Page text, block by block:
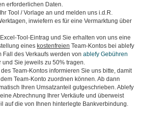
erforderlichen Daten.
Tool / Vorlage an und melden uns i.d.R.
inwiefern es für eine Vermarktung über
Tool-Eintrag und Sie erhalten von uns eine
eines kostenfreien Team-Kontos bei ablefy
Fall des Verkaufs werden von ablefy Gebühren
und Sie jeweils zu 50% tragen.
Team-Kontos informieren Sie uns bitte, damit
Team-Konto zuordnen können. Ab dann
Ihren Umsatzanteil gutgeschrieben. Ablefy
Abrechnung Ihrer Verkäufe und überweist
auf die von Ihnen hinterlegte Bankverbindung.